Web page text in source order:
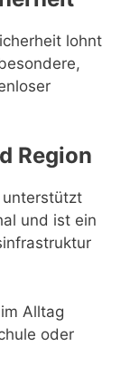
lohnt
Region
unterstützt
und ist ein
Alltag
oder